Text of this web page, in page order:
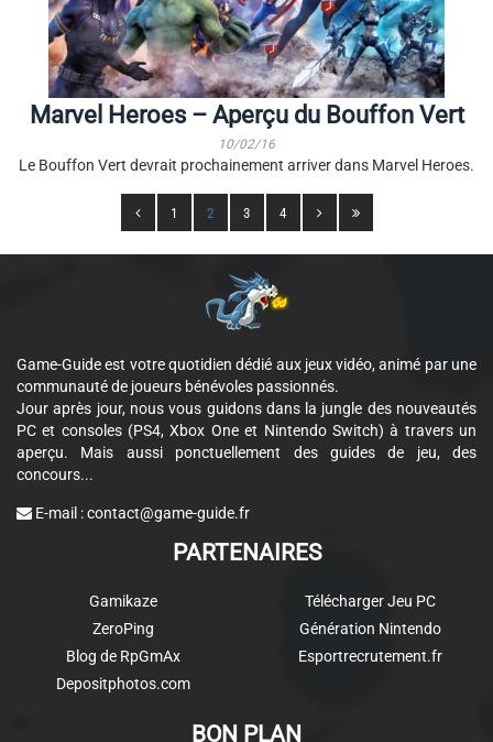
Marvel Heroes – Aperçu du Bouffon Vert
10/02/16
Le Bouffon Vert devrait prochainement arriver dans Marvel Heroes.
1 2 3 4
Game-Guide est votre quotidien dédié aux jeux vidéo, animé par une
communauté de joueurs bénévoles passionnés.
Jour après jour, nous vous guidons dans la jungle des nouveautés
PC et consoles (PS4, Xbox One et Nintendo Switch) à travers un
aperçu. Mais aussi ponctuellement des guides de jeu, des
concours...
E-mail :contact@game-guide.fr
PARTENAIRES
Gamikaze
ZeroPing
Blog de RpGmAx
Depositphotos.com
Télécharger Jeu PC
Génération Nintendo
Esportrecrutement.fr
BON PLAN